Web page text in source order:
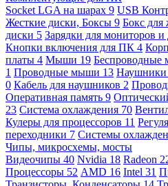
Socket LGA на шарах 9 USB
Жесткие диски, Боксы 9 Бокс для
диски 5 Зарядки для мониторов и
Кнопки включения для ПК 4
платы 4 Мыши 19
1 Проводные мыши 13 Наушники
0 Кабель для наушников 2
Оперативная память 9
23 Система охлаждения 70
Кулеры для процессоров 11
переходники 7 Системы
Чипы, микросхемы, мосты
Видеочипы 40 Nvidia 18 Radeon
Процессоры 52 AMD 16 Intel 31